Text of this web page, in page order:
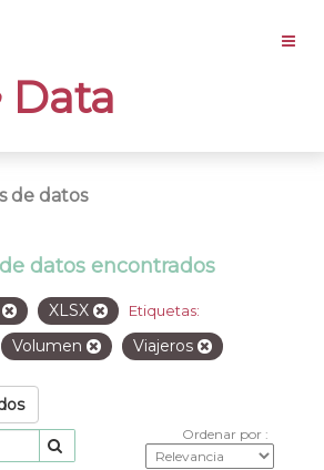
Data
de datos
datos encontrados
XLSX Etiquetas:
Volumen Viajeros
Ordenar por